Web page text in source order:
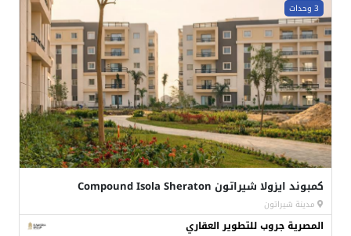
3 وحدات
كمبوند ايزولا شيراتون Compound Isola Sheraton
مدينة شيراتون
المصرية جروب للتطوير العقاري